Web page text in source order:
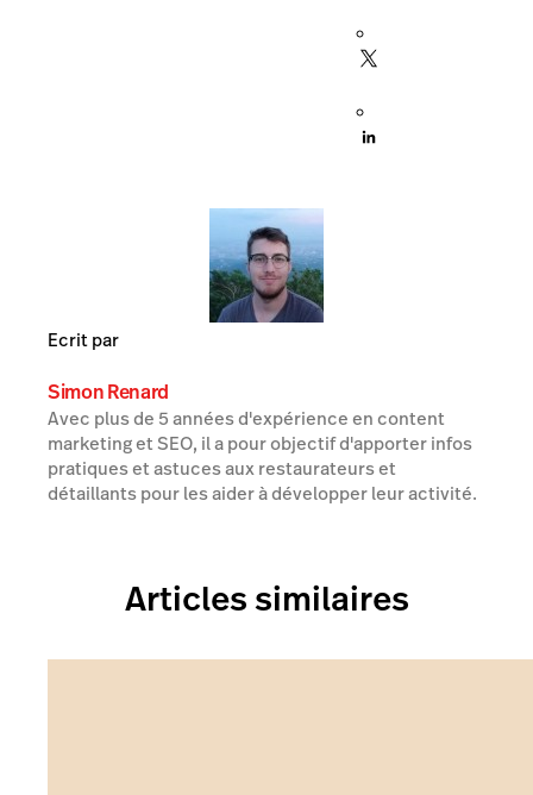
Ecrit par
Simon Renard
Avec plus de 5 années d'expérience en content
marketing et SEO, il a pour objectif d'apporter infos
pratiques et astuces aux restaurateurs et
détaillants pour les aider à développer leur activité.
Articles similaires